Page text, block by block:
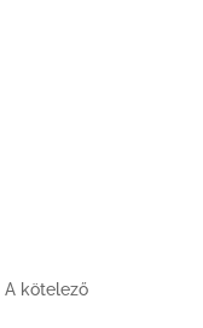
A kötelező